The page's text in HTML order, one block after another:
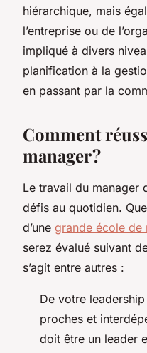
hiérarchique, mais
l’entreprise ou de
impliqué à divers
planification à la
en passant par la
Comment
manager ?
Le travail du manager
défis au quotidien.
d’une grande école de
serez évalué suivant
s’agit entre autres :
De votre
proches et
doit être un leader